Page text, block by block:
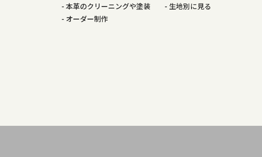
本革のクリーニングや塗装
オーダー制作
生地別に見る